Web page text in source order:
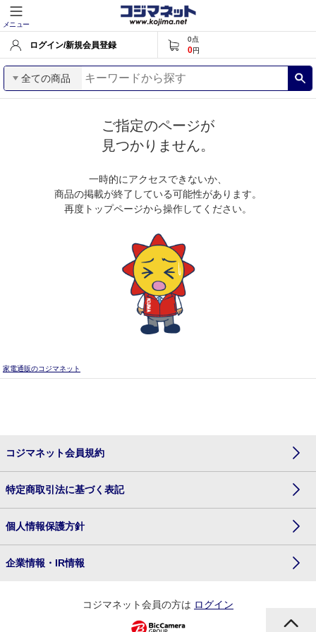
メニュー
ログイン/新規会員登録
0点
0円
全ての商品
ご指定のページが
見つかりません。
一時的にアクセスできないか、
商品の掲載が終了している可能性があります。
再度トップページから操作してください。
家電通販のコジマネット
コジマネット会員規約
特定商取引法に基づく表記
個人情報保護方針
企業情報・IR情報
コジマネット会員の方は ログイン